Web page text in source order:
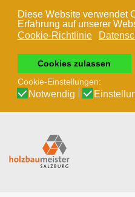
Diese Website verwendet
Erfahrung auf unserer
Cookie-Richtlinie
Cookies zulassen
Cookie-Einstellungen:
Notwendig
Zum Hauptinhalt